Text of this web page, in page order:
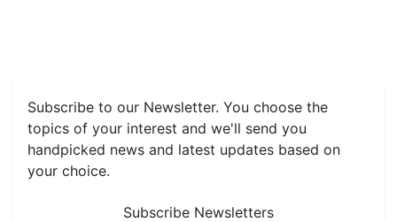
Subscribe to our Newsletter. You choose the
topics of your interest and we'll send you
handpicked news and latest updates based on
your choice.
Subscribe Newsletters